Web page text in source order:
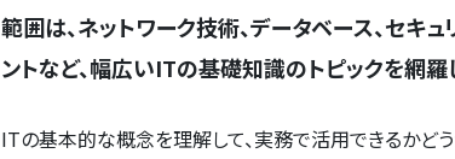
範囲は、ネットワーク技術、データベース、セキ
ントなど、幅広いITの基礎知識のトピックを網羅
ITの基本的な概念を理解して、実務で活用できるかど